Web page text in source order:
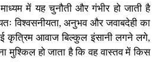
में यह चुनौती और गंभीर हो जाती है
विश्वसनीयता, अनुभव और जवाबदेही का
कृत्रिम आवाज बिल्कुल इंसानी लगने लगे,
मुश्किल हो जाता है कि वह वास्तव में किस